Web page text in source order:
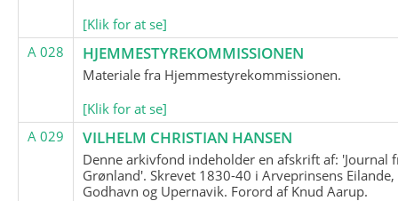
[Klik for at se]
A 028
HJEMMESTYREKOMMISSIONEN
Materiale fra Hjemmestyrekommissionen.
[Klik for at se]
A 029
VILHELM CHRISTIAN HANSEN
Denne arkivfond indeholder en afskrift af: 'Journal
Grønland'. Skrevet 1830-40 i Arveprinsens Eilande,
Godhavn og Upernavik. Forord af Knud Aarup.